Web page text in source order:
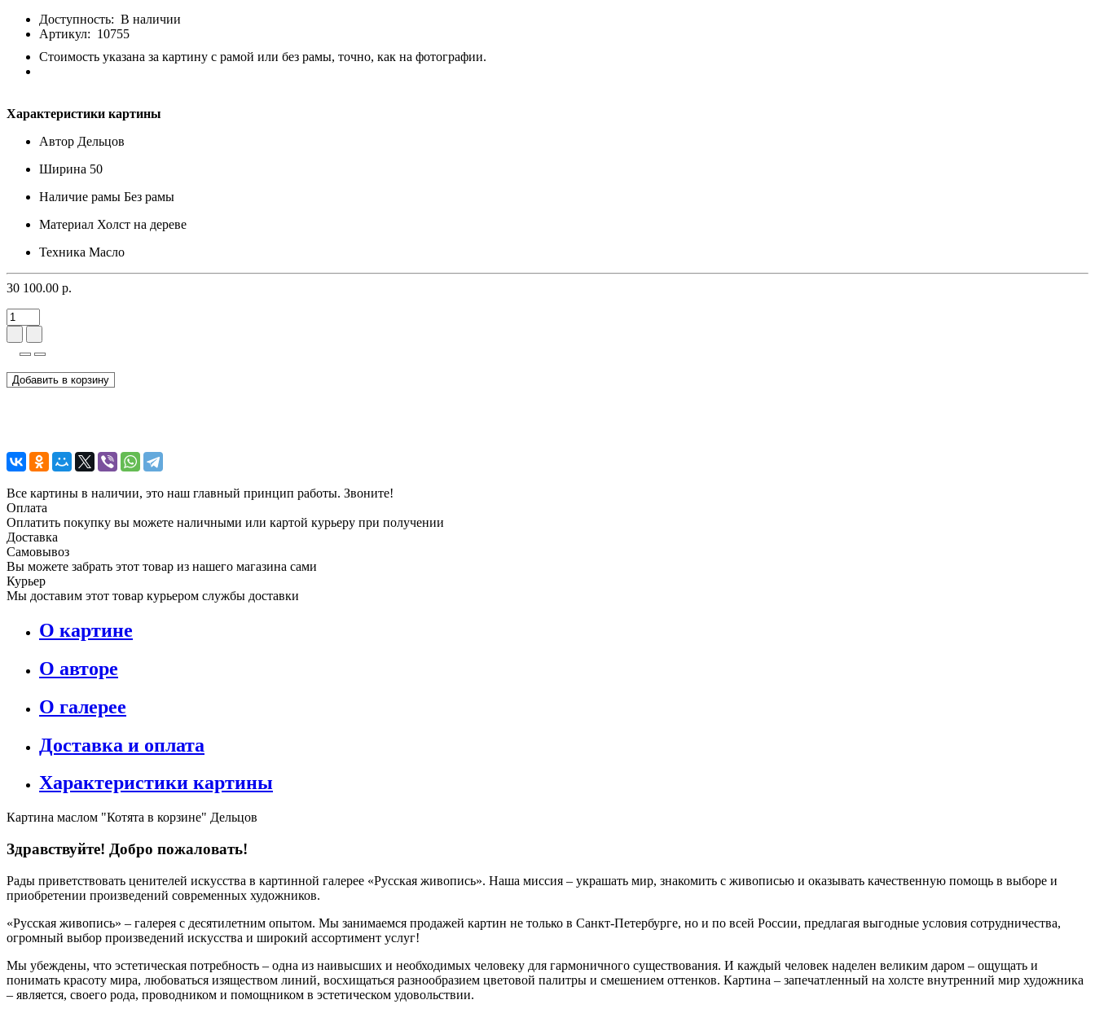
Доступность: В наличии
Артикул: 10755
Стоимость указана за картину с рамой или без рамы, точно, как на фотографии.
Характеристики картины
Автор Дельцов
Ширина 50
Наличие рамы Без рамы
Материал Холст на дереве
Техника Масло
30 100.00 р.
Добавить в корзину
Все картины в наличии, это наш главный принцип работы. Звоните!
Оплата
Оплатить покупку вы можете наличными или картой курьеру при получении
Доставка
Самовывоз
Вы можете забрать этот товар из нашего магазина сами
Курьер
Мы доставим этот товар курьером службы доставки
О картине
О авторе
О галерее
Доставка и оплата
Характеристики картины
Картина маслом "Котята в корзине" Дельцов
Здравствуйте! Добро пожаловать!
Рады приветствовать ценителей искусства в картинной галерее «Русская живопись». Наша миссия – украшать мир, знакомить с живописью и оказывать качественную помощь в выборе и
приобретении произведений современных художников.
«Русская живопись» – галерея c десятилетним опытом. Мы занимаемся продажей картин не только в Санкт-Петербурге, но и по всей России, предлагая выгодные условия сотрудничества,
огромный выбор произведений искусства и широкий ассортимент услуг!
Мы убеждены, что эстетическая потребность – одна из наивысших и необходимых человеку для гармоничного существования. И каждый человек наделен великим даром – ощущать и
понимать красоту мира, любоваться изяществом линий, восхищаться разнообразием цветовой палитры и смешением оттенков. Картина – запечатленный на холсте внутренний мир художника
– является, своего рода, проводником и помощником в эстетическом удовольствии.